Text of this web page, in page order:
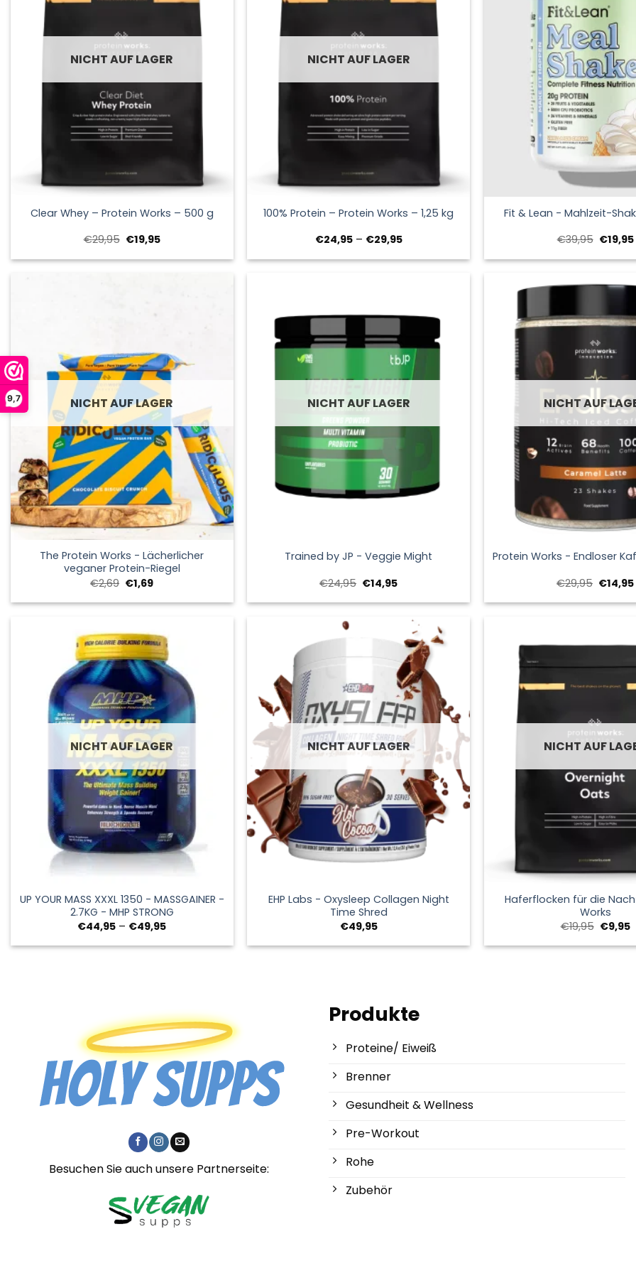
9,7
NICHT AUF LAGER
Clear Whey – Protein Works – 500 g
€29,95 Ursprünglicher
Preis
war:
€19,95Aktueller
ist:
NICHT AUF LAGER
100% Protein – Protein Works – 1,25 kg
€24,95 – €29,95Preisspanne:
bis
Fit & Lean - Mahlzeit-
€39,95
Preis
war:
€19,95
+
NICHT AUF LAGER
The Protein Works - Lächerlicher
veganer Protein-Riegel
€2,69 Ursprünglicher
Preis
war:
€1,69Aktueller
ist:
NICHT AUF LAGER
Trained by JP - Veggie Might
€24,95 Ursprünglicher
Preis
war:
€14,95Aktueller
ist:
NICHT AUF
Protein Works - Endloser
€29,95
Preis
war:
€14,95
NICHT AUF LAGER
UP YOUR MASS XXXL 1350 - MASSGAINER -
2.7KG - MHP STRONG
€44,95 – €49,95Preisspanne:
bis
NICHT AUF LAGER
EHP Labs - Oxysleep Collagen Night
Time Shred
€49,95
NICHT AUF
Haferflocken für die
Works
€19,95
Preis
war:
€9,95
Besuchen Sie auch unsere Partnerseite:
Produkte
Proteine/ Eiweiß
Brenner
Gesundheit & Wellness
Pre-Workout
Rohe
Zubehör